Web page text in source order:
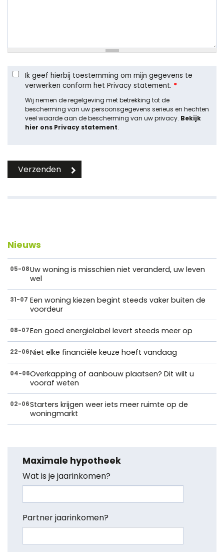
Ik geef hierbij toestemming om mijn gegevens te
verwerken conform het Privacy statement. *
Wij nemen de regelgeving met betrekking tot de
bescherming van uw persoonsgegevens serieus en hechten
veel waarde aan de bescherming van uw privacy. Bekijk
hier ons Privacy statement.
Nieuws
05-08Uw woning is misschien niet veranderd, uw leven
wel
31-07 Een woning kiezen begint steeds vaker buiten de
voordeur
08-07Een goed energielabel levert steeds meer op
22-06Niet elke financiële keuze hoeft vandaag
04-06Overkapping of aanbouw plaatsen? Dit wilt u
vooraf weten
02-06Starters krijgen weer iets meer ruimte op de
woningmarkt
Maximale hypotheek
Wat is je jaarinkomen?
Partner jaarinkomen?